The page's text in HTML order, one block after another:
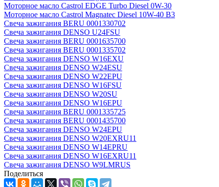
Моторное масло Castrol EDGE Turbo Diesel 0W-30
Моторное масло Castrol Magnatec Diesel 10W-40 B3
Свеча зажигания BERU 0001330702
Свеча зажигания DENSO U24FSU
Свеча зажигания BERU 0001635700
Свеча зажигания BERU 0001335702
Свеча зажигания DENSO W16EXU
Свеча зажигания DENSO W24ESU
Свеча зажигания DENSO W22EPU
Свеча зажигания DENSO W16FSU
Свеча зажигания DENSO W20SU
Свеча зажигания DENSO W16EPU
Свеча зажигания BERU 0001335725
Свеча зажигания BERU 0001435700
Свеча зажигания DENSO W24EPU
Свеча зажигания DENSO W20EXRU11
Свеча зажигания DENSO W14EPRU
Свеча зажигания DENSO W16EXRU11
Свеча зажигания DENSO W9LMRUS
Поделиться